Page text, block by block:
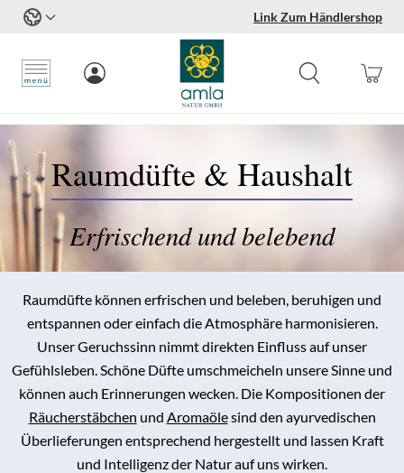
Link Zum Händlershop
Zum Inhalt springen
Raumdüfte & Haushalt
Erfrischend und belebend
Raumdüfte können erfrischen und beleben, beruhigen und
entspannen oder einfach die Atmosphäre harmonisieren.
Unser Geruchssinn nimmt direkten Einfluss auf unser
Gefühlsleben. Schöne Düfte umschmeicheln unsere Sinne und
können auch Erinnerungen wecken. Die Kompositionen der
Räucherstäbchen und Aromaölesind den ayurvedischen
Überlieferungen entsprechend hergestellt und lassen Kraft
und Intelligenz der Natur auf uns wirken.